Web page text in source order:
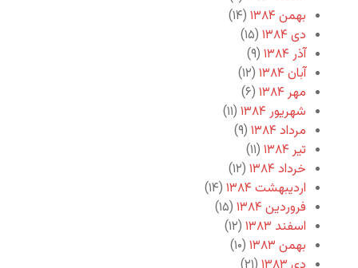
بهمن ۱۳۸۴
(۱۴)
دی ۱۳۸۴
(۱۵)
آذر ۱۳۸۴
(۹)
آبان ۱۳۸۴
(۱۲)
مهر ۱۳۸۴
(۶)
شهریور ۱۳۸۴
(۱۱)
مرداد ۱۳۸۴
(۹)
تیر ۱۳۸۴
(۱۱)
خرداد ۱۳۸۴
(۱۲)
اردیبهشت ۱۳۸۴
(۱۴)
فروردین ۱۳۸۴
(۱۵)
اسفند ۱۳۸۳
(۱۲)
بهمن ۱۳۸۳
(۱۰)